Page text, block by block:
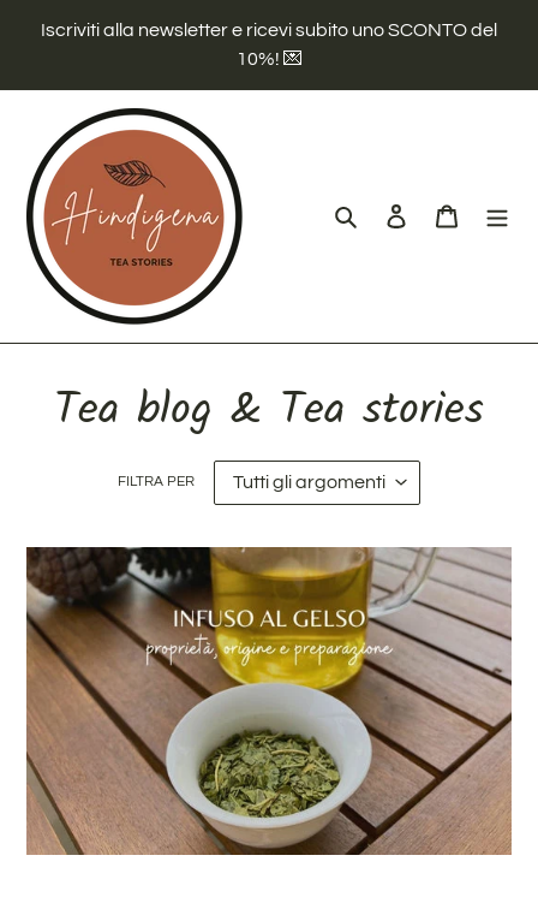
direttamente
contenuti
Iscriviti alla newsletter e ricevi subito uno SCONTO del
10%! 💌
Cerca Accedi Carrello
Tea blog & Tea stories
FILTRA PER